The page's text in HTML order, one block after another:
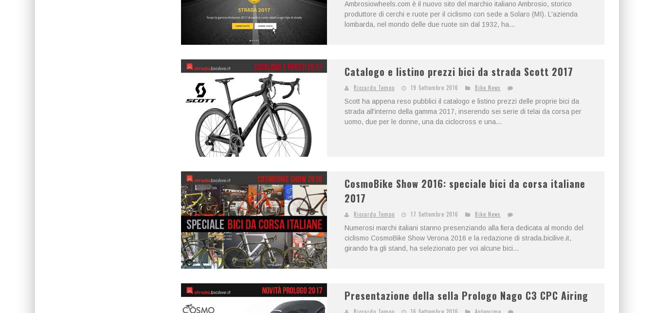
Ambrosiowheels.com è il nuovo sito del marchio italiano Ambrosio, storico
produttore di cerchi e ruote per il ciclismo con sede a Solaro (MI). L'azienda
lombarda, nel mondo delle due ruote sin dal 1932, ha...
Catalogo e listino prezzi bici da strada Scott 2017
Riccardo Tempo 19 Settembre 2016
Bike News
Scott ha appena reso pubblici il catalogo e listino prezzi delle proprie bici da
strada all'interno della gamma 2017, inserendo sei serie di telai da corsa per
uomo, due per le donne, una da ciclocross e una...
CosmoBike Show 2016: speciale bici da corsa italiane
2017
Riccardo Tempo 17 Settembre 2016
Bike News
Numerosi marchi italiani stanno presenziando alla fiera dedicata al mondo del
ciclismo CosmoBike Show Verona 2016 e la redazione di strada.bicilive.it,
girando fra gli stand, ha selezionato per voi alcune bici...
Presentazione della sella Prologo Nago C3 CPC Airing